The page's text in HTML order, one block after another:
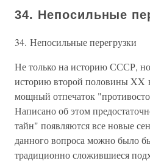
34. Непосильные
34. Непосильные перегрузки
Не только на историю СССР,
историю второй половины XX
мощный отпечаток
Написано об этом
тайн" появляются все новые
данного вопроса можно было
традиционно сложившиеся